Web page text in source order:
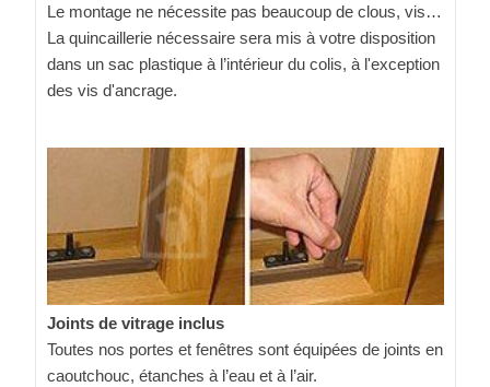
Le montage ne nécessite pas beaucoup de clous, vis…
La quincaillerie nécessaire sera mis à votre disposition
dans un sac plastique à l’intérieur du colis, à l'exception
des vis d'ancrage.
Joints de vitrage inclus
Toutes nos portes et fenêtres sont équipées de joints en
caoutchouc, étanches à l’eau et à l’air.